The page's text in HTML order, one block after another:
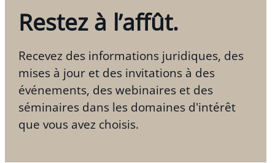
Restez à l’affût.
Recevez des informations juridiques, des
mises à jour et des invitations à des
événements, des webinaires et des
séminaires dans les domaines d'intérêt
que vous avez choisis.